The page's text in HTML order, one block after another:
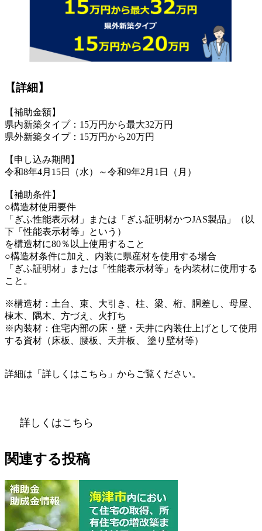
【詳細】
【補助金額】
県内新築タイプ：15万円から最大32万円
県外新築タイプ：15万円から20万円
【申し込み期間】
令和8年4月15日（水）～令和9年2月1日（月）
【補助条件】
○構造材使用要件
「ぎふ性能表示材」または「ぎふ証明材かつJAS製品」（以
下「性能表示材等」という）
を構造材に80％以上使用すること
○構造材条件に加え、内装に県産材を使用する場合
「ぎふ証明材」または「性能表示材等」を内装材に使用する
こと。
※構造材：土台、束、大引き、柱、梁、桁、胴差し、母屋、
棟木、隅木、方づえ、火打ち
※内装材：住宅内部の床・壁・天井に内装仕上げとして使用
する資材（床板、腰板、天井板、 塗り壁材等）
詳細は「詳しくはこちら」からご覧ください。
詳しくはこちら
関連する投稿